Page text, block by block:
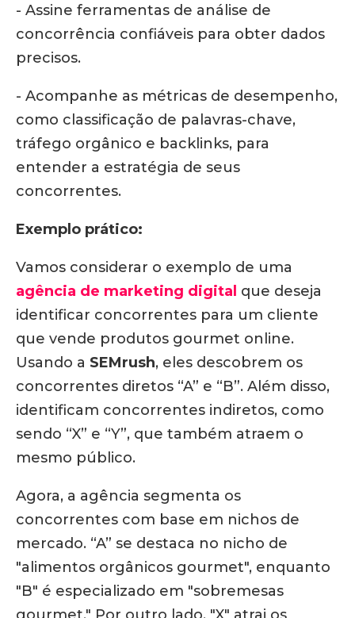
- Assine ferramentas de análise de
concorrência confiáveis para obter dados
precisos.
- Acompanhe as métricas de desempenho,
como classificação de palavras-chave,
tráfego orgânico e backlinks, para
entender a estratégia de seus
concorrentes.
Exemplo prático:
Vamos considerar o exemplo de uma
agência de marketing digital que deseja
identificar concorrentes para um cliente
que vende produtos gourmet online.
Usando a SEMrush, eles descobrem os
concorrentes diretos “A” e “B”. Além disso,
identificam concorrentes indiretos, como
sendo “X” e “Y”, que também atraem o
mesmo público.
Agora, a agência segmenta os
concorrentes com base em nichos de
mercado. “A” se destaca no nicho de
"alimentos orgânicos gourmet", enquanto
"B" é especializado em "sobremesas